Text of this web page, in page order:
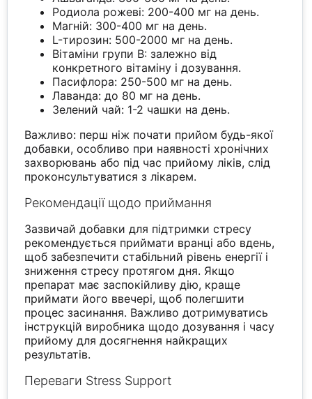
Родиола рожеві: 200-400 мг на день.
Магній: 300-400 мг на день.
L-тирозин: 500-2000 мг на день.
Вітаміни групи B: залежно від
конкретного вітаміну і дозування.
Пасифлора: 250-500 мг на день.
Лаванда: до 80 мг на день.
Зелений чай: 1-2 чашки на день.
Важливо: перш ніж почати прийом будь-якої
добавки, особливо при наявності хронічних
захворювань або під час прийому ліків, слід
проконсультуватися з лікарем.
Рекомендації щодо приймання
Зазвичай добавки для підтримки стресу
рекомендується приймати вранці або вдень,
щоб забезпечити стабільний рівень енергії і
зниження стресу протягом дня. Якщо
препарат має заспокійливу дію, краще
приймати його ввечері, щоб полегшити
процес засинання. Важливо дотримуватись
інструкцій виробника щодо дозування і часу
прийому для досягнення найкращих
результатів.
Переваги Stress Support